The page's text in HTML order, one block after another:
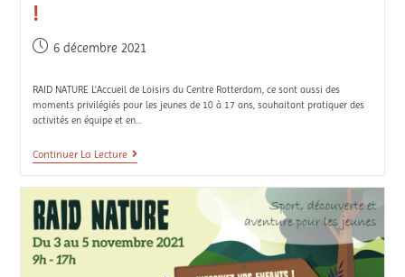
!
6 décembre 2021
RAID NATURE L'Accueil de Loisirs du Centre Rotterdam, ce sont aussi des
moments privilégiés pour les jeunes de 10 à 17 ans, souhaitant pratiquer des
activités en équipe et en…
Continuer La Lecture